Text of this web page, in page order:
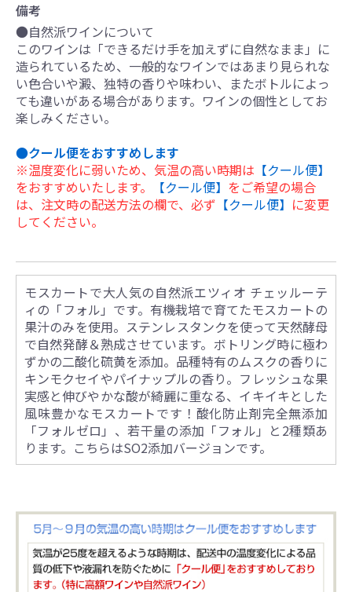
備考
●自然派ワインについて
このワインは「できるだけ手を加えずに自然なまま」に
造られているため、一般的なワインではあまり見られな
い色合いや澱、独特の香りや味わい、またボトルによっ
ても違いがある場合があります。ワインの個性としてお
楽しみください。
●クール便をおすすめします
※温度変化に弱いため、気温の高い時期は 【クール便】
をおすすめいたします。
【クール便】 をご希望の場合
は、注文時の配送方法の欄で、必ず 【クール便】 に変更
してください。
モスカートで大人気の自然派エツィオ チェッルーテ
ィの「フォル」です。有機栽培で育てたモスカートの
果汁のみを使用。ステンレスタンクを使って天然酵母
で自然発酵＆熟成させています。ボトリング時に極わ
ずかの二酸化硫黄を添加。品種特有のムスクの香りに
キンモクセイやパイナップルの香り。フレッシュな果
実感と伸びやかな酸が綺麗に重なる、イキイキとした
風味豊かなモスカートです！酸化防止剤完全無添加
「フォルゼロ」、若干量の添加「フォル」と2種類あ
ります。こちらはSO2添加バージョンです。